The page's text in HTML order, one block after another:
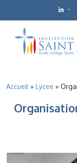
content
–
Accueil »Lycee »